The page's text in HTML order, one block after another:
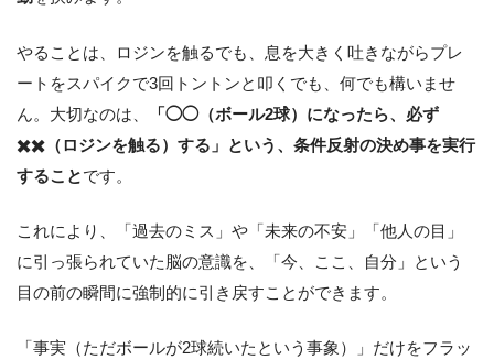
やることは、ロジンを触るでも、息を大きく吐きながらプレ
ートをスパイクで3回トントンと叩くでも、何でも構いませ
ん。大切なのは、
「◯◯（ボール2球）になったら、必ず
✖️✖️（ロジンを触る）する」という、条件反射の決め事を実行
することです。
これにより、「過去のミス」や「未来の不安」「他人の目」
に引っ張られていた脳の意識を、「今、ここ、自分」という
目の前の瞬間に強制的に引き戻すことができます。
「事実（ただボールが2球続いたという事象）」だけをフラッ